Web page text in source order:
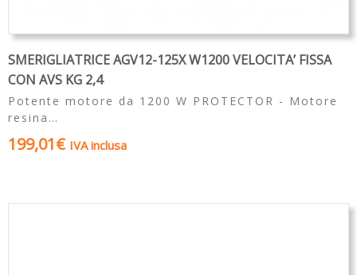
SMERIGLIATRICE AGV12-125X W1200 VELOCITA’ FISSA
CON AVS KG 2,4
Potente motore da 1200 W PROTECTOR - Motore
resina…
199,01€ IVA inclusa